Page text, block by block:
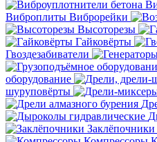
Виброплиты Виброрейки
Высоторезы
Гайковёрты
Гвоздезабиватели
оборудование
шуруповёрты
Заклёпочники